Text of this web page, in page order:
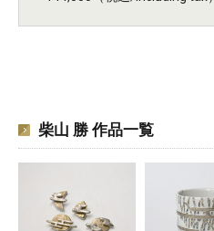
柴山 勝 作品一覧